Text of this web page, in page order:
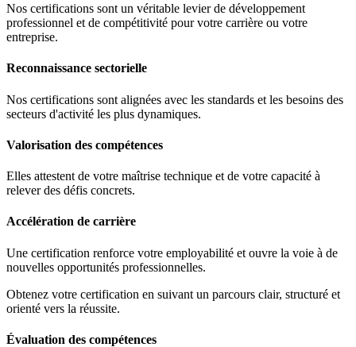
Nos certifications sont un véritable levier de développement
professionnel et de compétitivité pour votre carrière ou votre
entreprise.
Reconnaissance sectorielle
Nos certifications sont alignées avec les standards et les besoins des
secteurs d'activité les plus dynamiques.
Valorisation des compétences
Elles attestent de votre maîtrise technique et de votre capacité à
relever des défis concrets.
Accélération de carrière
Une certification renforce votre employabilité et ouvre la voie à de
nouvelles opportunités professionnelles.
Obtenez votre certification en suivant un parcours clair, structuré et
orienté vers la réussite.
Évaluation des compétences